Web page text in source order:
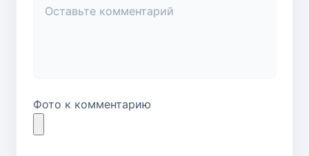
Фото к комментарию